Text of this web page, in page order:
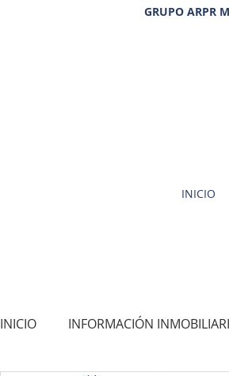
GRUPO ARPR
INICIO
INICIO INFORMACIÓN